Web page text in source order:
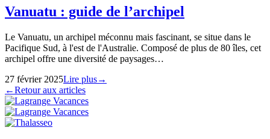
Vanuatu : guide de l’archipel
Le Vanuatu, un archipel méconnu mais fascinant, se situe dans le
Pacifique Sud, à l'est de l'Australie. Composé de plus de 80 îles, cet
archipel offre une diversité de paysages…
27 février 2025Lire plus→
←Retour aux articles